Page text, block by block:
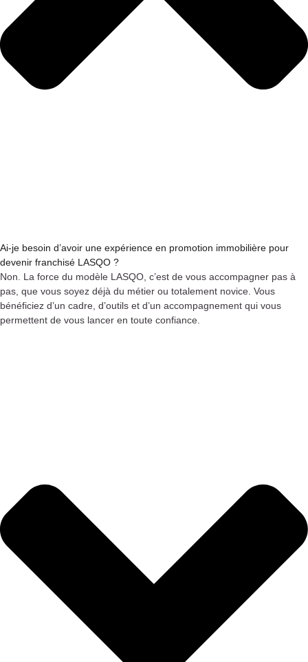
Ai-je besoin d’avoir une expérience en promotion immobilière pour
devenir franchisé LASQO ?
Non. La force du modèle LASQO, c’est de vous accompagner pas à
pas, que vous soyez déjà du métier ou totalement novice. Vous
bénéficiez d’un cadre, d’outils et d’un accompagnement qui vous
permettent de vous lancer en toute confiance.